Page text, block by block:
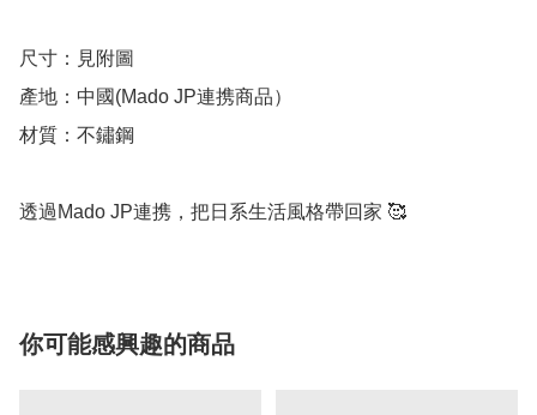
尺寸：見附圖
產地：中國(Mado JP連携商品）
材質：不鏽鋼
透過Mado JP連携，把日系生活風格帶回家 🥰
你可能感興趣的商品